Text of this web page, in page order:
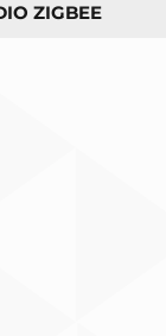
ZIGBEE